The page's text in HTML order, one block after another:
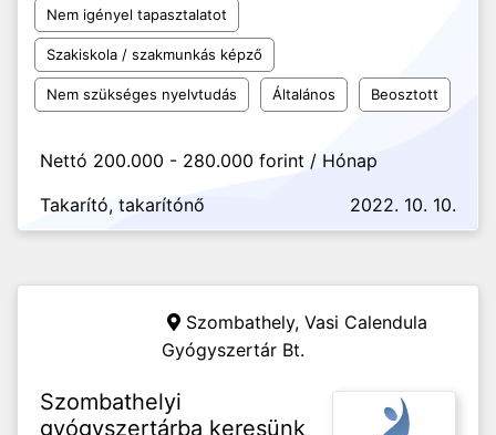
Nem igényel tapasztalatot
Szakiskola / szakmunkás képző
Nem szükséges nyelvtudás Általános Beosztott
Nettó 200.000 - 280.000 forint / Hónap
Takarító, takarítónő
2022. 10. 10.
Szombathely, Vasi Calendula
Gyógyszertár Bt.
Szombathelyi
gyógyszertárba keresünk